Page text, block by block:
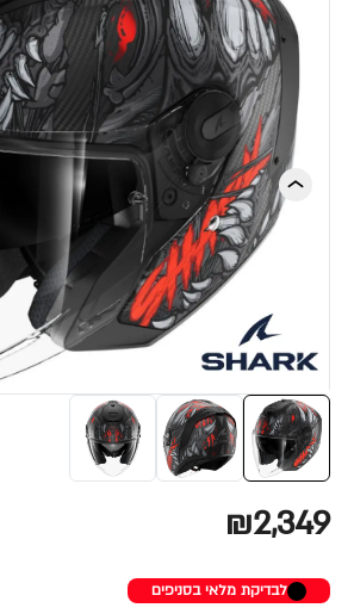
₪2,349
לבדיקת מלאי בסניפים